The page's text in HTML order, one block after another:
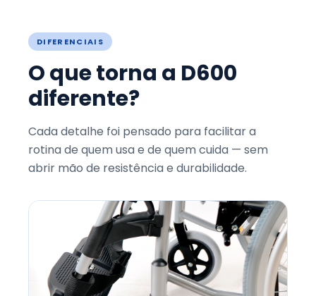
DIFERENCIAIS
O que torna a D600
diferente?
Cada detalhe foi pensado para facilitar a
rotina de quem usa e de quem cuida — sem
abrir mão de resistência e durabilidade.